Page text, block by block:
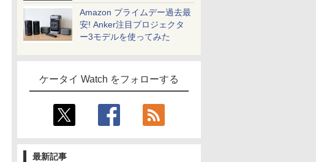
Amazon プライムデー過去最
安! Anker注目プロジェクタ
ー3モデルを使ってみた
ケータイ Watch をフォローする
最新記事